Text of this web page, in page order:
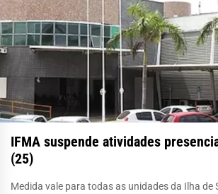
IFMA suspende atividades
(25)
Medida vale para todas as unidades da Ilha de